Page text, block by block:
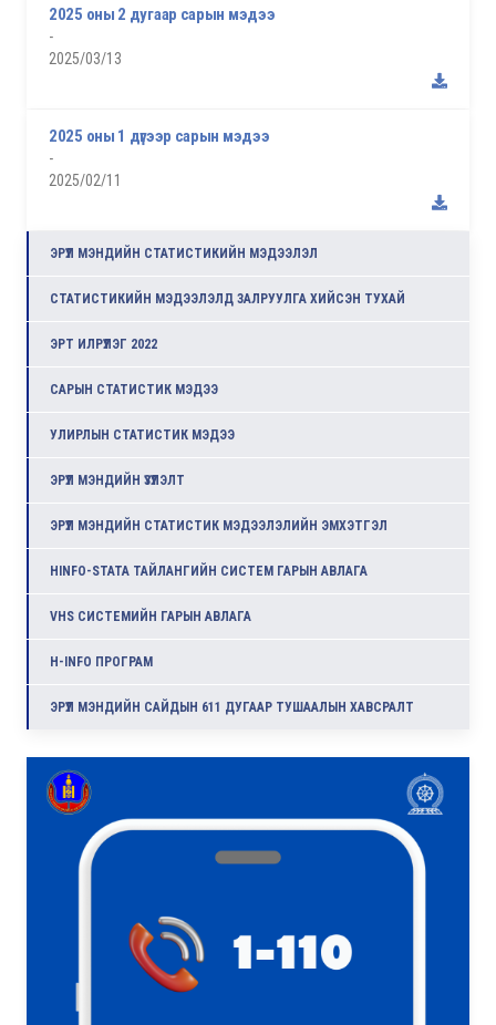
2025 оны 2 дугаар сарын мэдээ
-
2025/03/13
2025 оны 1 дүгээр сарын мэдээ
-
2025/02/11
ЭРҮҮЛ МЭНДИЙН СТАТИСТИКИЙН МЭДЭЭЛЭЛ
СТАТИСТИКИЙН МЭДЭЭЛЭЛД ЗАЛРУУЛГА ХИЙСЭН ТУХАЙ
ЭРТ ИЛРҮҮЛЭГ 2022
САРЫН СТАТИСТИК МЭДЭЭ
УЛИРЛЫН СТАТИСТИК МЭДЭЭ
ЭРҮҮЛ МЭНДИЙН ҮЗҮҮЛЭЛТ
ЭРҮҮЛ МЭНДИЙН СТАТИСТИК МЭДЭЭЛЭЛИЙН ЭМХЭТГЭЛ
HINFO-STATA ТАЙЛАНГИЙН СИСТЕМ ГАРЫН АВЛАГА
VHS СИСТЕМИЙН ГАРЫН АВЛАГА
H-INFO ПРОГРАМ
ЭРҮҮЛ МЭНДИЙН САЙДЫН 611 ДУГААР ТУШААЛЫН ХАВСРАЛТ